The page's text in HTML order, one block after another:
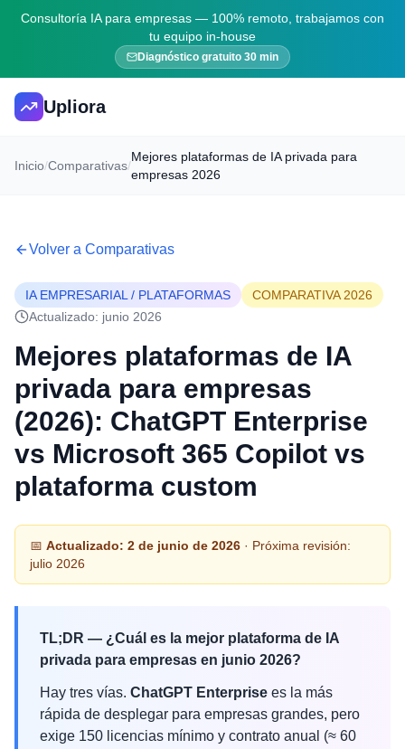
Consultoría IA para empresas — 100% remoto, trabajamos con
tu equipo in-house
Diagnóstico gratuito 30 min
Upliora
Inicio/Comparativas/
Mejores plataformas de IA privada para
empresas 2026
Volver a Comparativas
IA EMPRESARIAL / PLATAFORMAS
COMPARATIVA 2026
Actualizado: junio 2026
Mejores plataformas de IA
privada para empresas
(2026): ChatGPT Enterprise
vs Microsoft 365 Copilot vs
plataforma custom
📅 Actualizado: 2 de junio de 2026 · Próxima revisión:
julio 2026
TL;DR — ¿Cuál es la mejor plataforma de IA
privada para empresas en junio 2026?
Hay tres vías. ChatGPT Enterprise es la más
rápida de desplegar para empresas grandes, pero
exige 150 licencias mínimo y contrato anual (≈ 60